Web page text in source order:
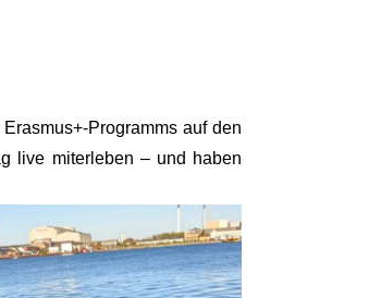
Programms auf den
live miterleben – und haben